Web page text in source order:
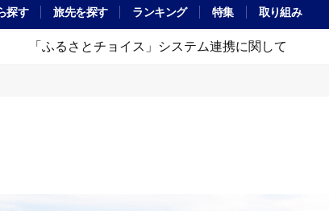
探す 旅先を探す ランキング 特集 取り組み
「ふるさとチョイス」システム連携に関して